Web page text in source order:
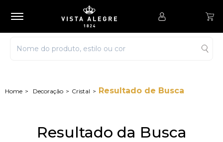
Decoração Cristal Resultado de Busca
Resultado da Busca